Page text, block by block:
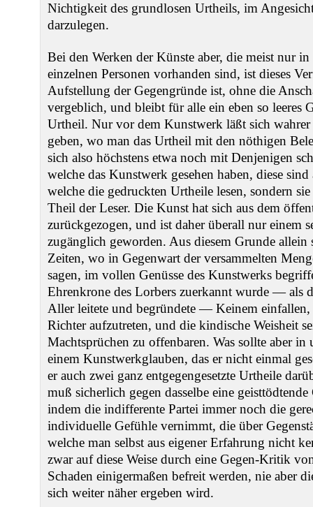
Nichtigkeit des grundlosen Urtheils, im Angesicht
darzulegen.
Bei den Werken der Künste aber, die meist nur
einzelnen Personen vorhanden sind, ist dieses
Aufstellung der Gegengründe ist, ohne die
vergeblich, und bleibt für alle ein eben so leeres
Urtheil. Nur vor dem Kunstwerk läßt sich wahrer
geben, wo man das Urtheil mit den nöthigen
sich also höchstens etwa noch mit Denjenigen
welche das Kunstwerk gesehen haben, diese
welche die gedruckten Urtheile lesen, sondern
Theil der Leser. Die Kunst hat sich aus dem
zurückgezogen, und ist daher überall nur einem
zugänglich geworden. Aus diesem Grunde allein
Zeiten, wo in Gegenwart der versammelten
sagen, im vollen Genüsse des Kunstwerks
Ehrenkrone des Lorbers zuerkannt wurde — als
Aller leitete und begründete — Keinem einfallen,
Richter aufzutreten, und die kindische Weisheit
Machtsprüchen zu offenbaren. Was sollte aber in
einem Kunstwerkglauben, das er nicht einmal
er auch zwei ganz entgegengesetzte Urtheile
muß sicherlich gegen dasselbe eine
indem die indifferente Partei immer noch die
individuelle Gefühle vernimmt, die über
welche man selbst aus eigener Erfahrung nicht
zwar auf diese Weise durch eine Gegen-Kritik
Schaden einigermaßen befreit werden, nie aber
sich weiter näher ergeben wird.